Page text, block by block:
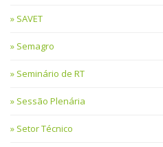
SAVET
Semagro
Seminário de RT
Sessão Plenária
Setor Técnico